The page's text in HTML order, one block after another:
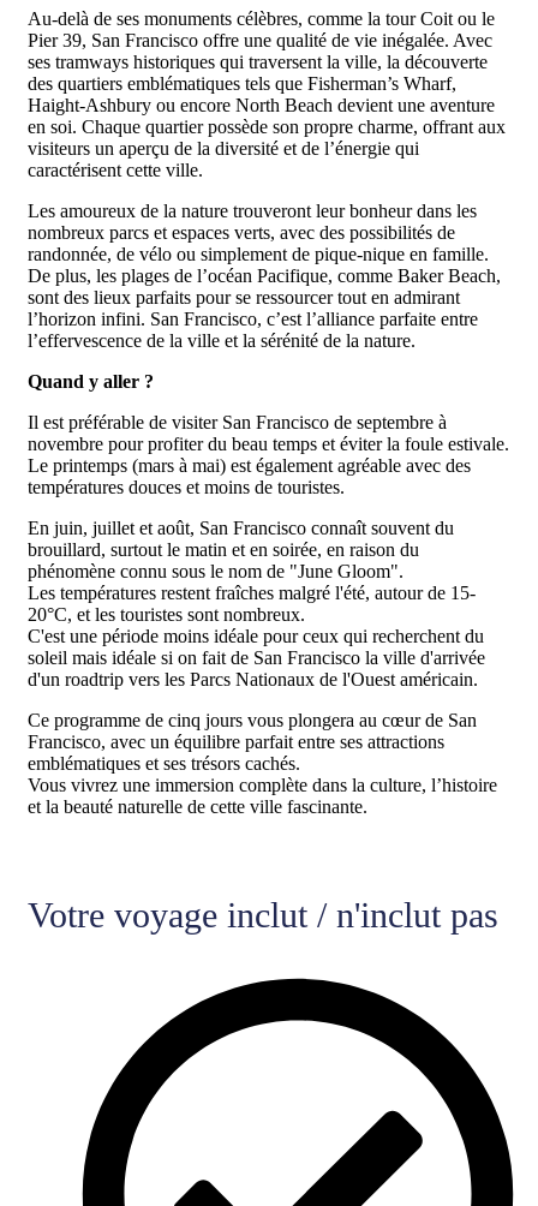
Au-delà de ses monuments célèbres, comme la tour Coit ou le
Pier 39, San Francisco offre une qualité de vie inégalée. Avec
ses tramways historiques qui traversent la ville, la découverte
des quartiers emblématiques tels que Fisherman’s Wharf,
Haight-Ashbury ou encore North Beach devient une aventure
en soi. Chaque quartier possède son propre charme, offrant aux
visiteurs un aperçu de la diversité et de l’énergie qui
caractérisent cette ville.
Les amoureux de la nature trouveront leur bonheur dans les
nombreux parcs et espaces verts, avec des possibilités de
randonnée, de vélo ou simplement de pique-nique en famille.
De plus, les plages de l’océan Pacifique, comme Baker Beach,
sont des lieux parfaits pour se ressourcer tout en admirant
l’horizon infini. San Francisco, c’est l’alliance parfaite entre
l’effervescence de la ville et la sérénité de la nature.
Quand y aller ?
Il est préférable de visiter San Francisco de septembre à
novembre pour profiter du beau temps et éviter la foule estivale.
Le printemps (mars à mai) est également agréable avec des
températures douces et moins de touristes.
En juin, juillet et août, San Francisco connaît souvent du
brouillard, surtout le matin et en soirée, en raison du
phénomène connu sous le nom de "June Gloom".
Les températures restent fraîches malgré l'été, autour de 15-
20°C, et les touristes sont nombreux.
C'est une période moins idéale pour ceux qui recherchent du
soleil mais idéale si on fait de San Francisco la ville d'arrivée
d'un roadtrip vers les Parcs Nationaux de l'Ouest américain.
Ce programme de cinq jours vous plongera au cœur de San
Francisco, avec un équilibre parfait entre ses attractions
emblématiques et ses trésors cachés.
Vous vivrez une immersion complète dans la culture, l’histoire
et la beauté naturelle de cette ville fascinante.
Votre voyage inclut / n'inclut pas